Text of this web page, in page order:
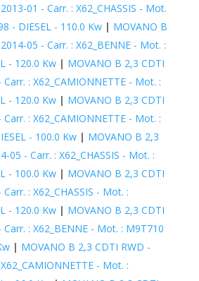
01 - Carr. : X62_CHASSIS - Mot.
- DIESEL - 110.0 Kw| MOVANO B
05 - Carr. : X62_BENNE - Mot. :
- 120.0 Kw| MOVANO B 2,3 CDTI
: X62_CAMIONNETTE - Mot. :
- 120.0 Kw| MOVANO B 2,3 CDTI
: X62_CAMIONNETTE - Mot. :
- 100.0 Kw| MOVANO B 2,3
05 - Carr. : X62_CHASSIS - Mot. :
- 100.0 Kw| MOVANO B 2,3 CDTI
: X62_CHASSIS - Mot. :
- 120.0 Kw| MOVANO B 2,3 CDTI
: X62_BENNE - Mot. : M9T710
| MOVANO B 2,3 CDTI RWD -
- Mot. :